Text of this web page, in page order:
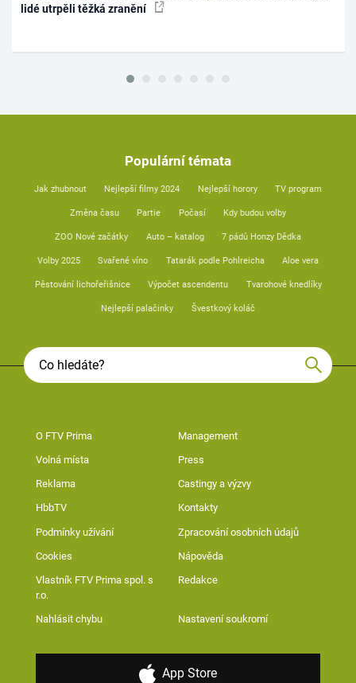
lidé utrpěli těžká zranění
Populární témata
Jak zhubnout Nejlepší filmy 2024 Nejlepší horory TV program
Změna času Partie Počasí Kdy budou volby
ZOO Nové začátky Auto – katalog 7 pádů Honzy Dědka
Volby 2025 Svařené víno Tatarák podle Pohlreicha Aloe vera
Pěstování lichořeřišnice Výpočet ascendentu Tvarohové knedlíky
Nejlepší palačinky Švestkový koláč
O FTV Prima Management
Volná místa Press
Reklama Castingy a výzvy
HbbTV Kontakty
Podmínky užívání Zpracování osobních údajů
Cookies Nápověda
Vlastník FTV Prima spol. s
r.o.
Redakce
Nahlásit chybu Nastavení soukromí
App Store